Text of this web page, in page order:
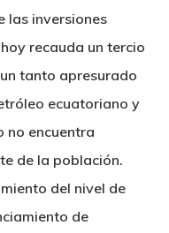
las inversiones
recauda un tercio
tanto apresurado
ecuatoriano y
no encuentra
de la población.
del nivel de
de